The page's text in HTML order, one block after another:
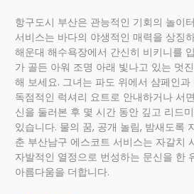
항구도시 부산은 관능적인 기회의 놀이
서비스는 바다의 야생적인 매력을 상징
해운대 해수욕장에서 간신히 비키니를
가 골든 아워 조명 아래 빛나고 있는 멋
해 보세요. 그녀는 파도 위에서 샴페인
독점적인 럭셔리 요트로 안내하거나 서
신을 둘러본 후 몇 시간 동안 깊고 리드
있습니다. 물의 꿈, 공개 놀림, 밤새도록
춘 부산남구 에스코트 서비스는 자갈치
자발적인 열정으로 번성하는 문신을 한
아름다움을 더합니다.